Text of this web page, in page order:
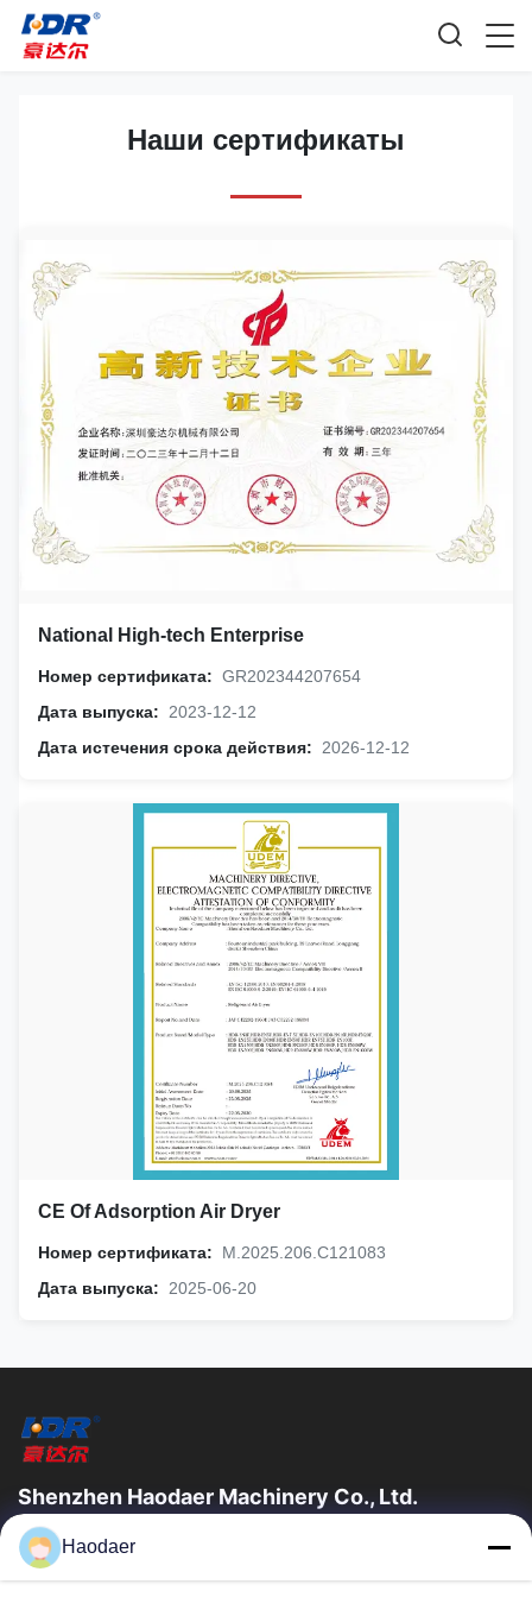
Наши сертификаты
National High-tech Enterprise
Номер сертификата: GR202344207654
Дата выпуска:
2023-12-12
Дата истечения срока действия:
2026-12-12
CE Of Adsorption Air Dryer
Номер сертификата:
M.2025.206.C121083
Дата выпуска:
2025-06-20
Shenzhen Haodaer Machinery Co., Ltd.
Shenzhen haodaer Machinery Co., Ltd. была основана в 2006
году, является национальным высокотехнологичным
Haodaer